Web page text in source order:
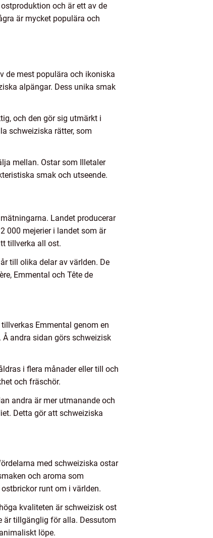
och är ett av de
är mycket populära och
de mest populära och ikoniska
alpängar. Dess unika smak
och den gör sig utmärkt i
schweiziska rätter, som
mellan. Ostar som Illetaler
smak och utseende.
Landet producerar
000 mejerier i landet som är
tillverka all ost.
till olika delar av världen. De
Emmental och Tête de
Emmental genom en
andra sidan görs schweizisk
i flera månader eller till och
och fräschör.
andra är mer utmanande och
Detta gör att schweiziska
med schweiziska ostar
och aroma som
runt om i världen.
kvaliteten är schweizisk ost
är tillgänglig för alla. Dessutom
löpe.